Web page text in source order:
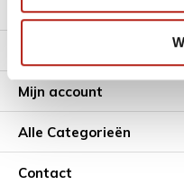
Meer informatie
Mijn account
Alle Categorieën
Contact